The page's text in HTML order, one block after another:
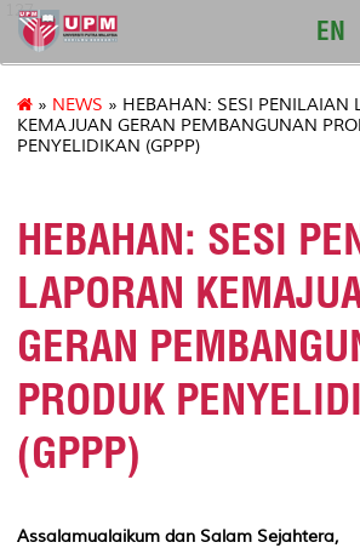
127
EN
» NEWS » HEBAHAN: SESI PENILAIAN
KEMAJUAN GERAN PEMBANGUNAN
PENYELIDIKAN (GPPP)
HEBAHAN: SESI
LAPORAN
GERAN
PRODUK
(GPPP)
Assalamualaikum dan Salam Sejahtera,